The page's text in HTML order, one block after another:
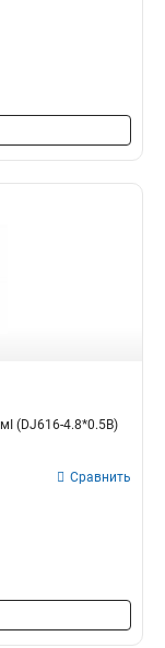
(DJ616-4.8*0.5B)
Сравнить